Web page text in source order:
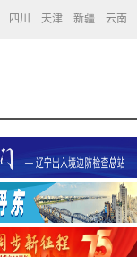
四川 天津 新疆 云南